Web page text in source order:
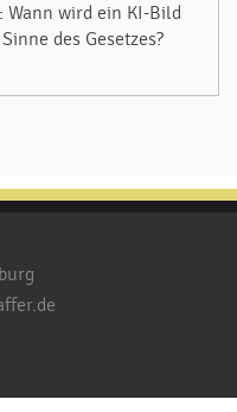
Wann wird ein KI-Bild
des Gesetzes?